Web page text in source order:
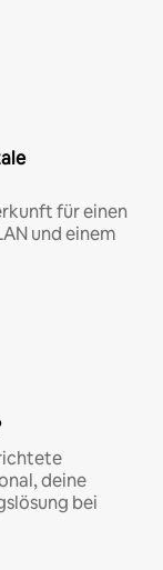
für einen
und einem
deine
bei